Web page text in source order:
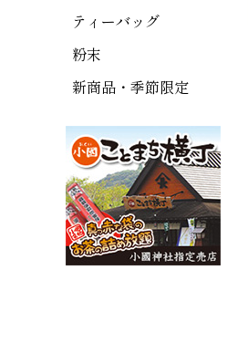
ティーバッグ
粉末
新商品・季節限定